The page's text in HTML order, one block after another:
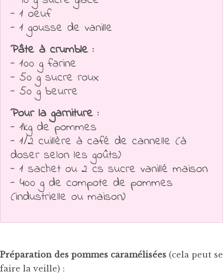
- 1 oeuf
- 1 gousse de vanille
Pâte à crumble :
- 100 g farine
- 50 g sucre roux
- 50 g beurre
Pour la garniture :
- 1kg de pommes
- 1/2 cuillère à café de cannelle (à
doser selon les goûts)
- 1 sachet ou 2 cs sucre vanillé maison
- 400 g de compote de pommes
(industrielle ou maison)
Préparation des pommes caramélisées (cela peut se
faire la veille) :